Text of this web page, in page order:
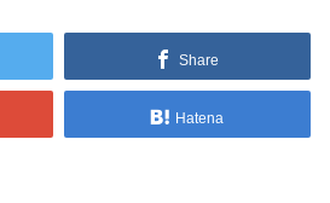
Share
Hatena